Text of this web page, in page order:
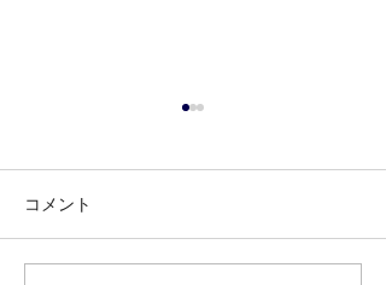
コメント